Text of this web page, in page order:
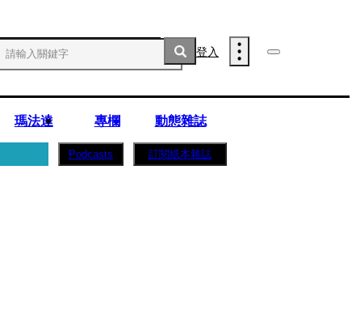
登入
瑪法達 專欄
動態雜誌
Podcasts 訂閱紙本雜誌